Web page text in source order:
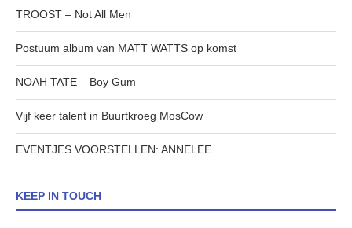
TROOST – Not All Men
Postuum album van MATT WATTS op komst
NOAH TATE – Boy Gum
Vijf keer talent in Buurtkroeg MosCow
EVENTJES VOORSTELLEN: ANNELEE
KEEP IN TOUCH